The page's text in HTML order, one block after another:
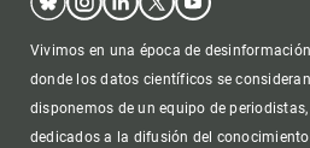
Vivimos en una época de
donde los datos científicos se
disponemos de un equipo de
dedicados a la difusión del